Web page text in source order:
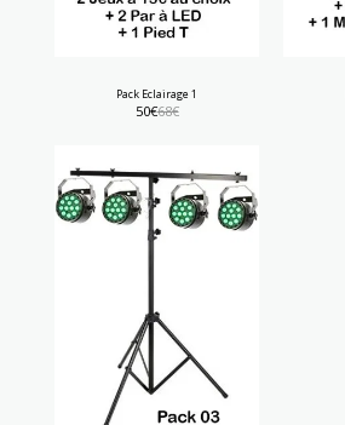
Pack Eclairage 1
68€
50€